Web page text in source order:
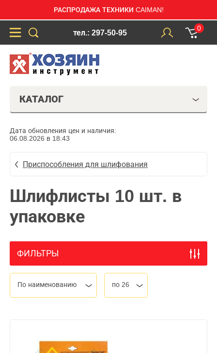
РАСПРОДАЖА ТЕХНИКИ CAIMAN!
тел.: 297-50-95
0
КАТАЛОГ
Дата обновления цен и наличия:
06.08.2026 в 18:43
Приспособления для шлифования
Шлифлисты 10 шт. в
упаковке
ФИЛЬТРЫ
По наименованию по 26